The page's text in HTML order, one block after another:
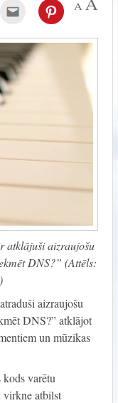
atklājuši aizraujošu
DNS?” (Attēls:
aizraujošu
DNS?” atklājot
un mūzikas
varētu
virkne atbilst